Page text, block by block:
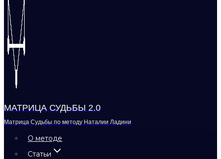
МАТРИЦА СУДЬБЫ 2.0
Матрица Судьбы по методу Наталии Ладини
О методе
Статьи